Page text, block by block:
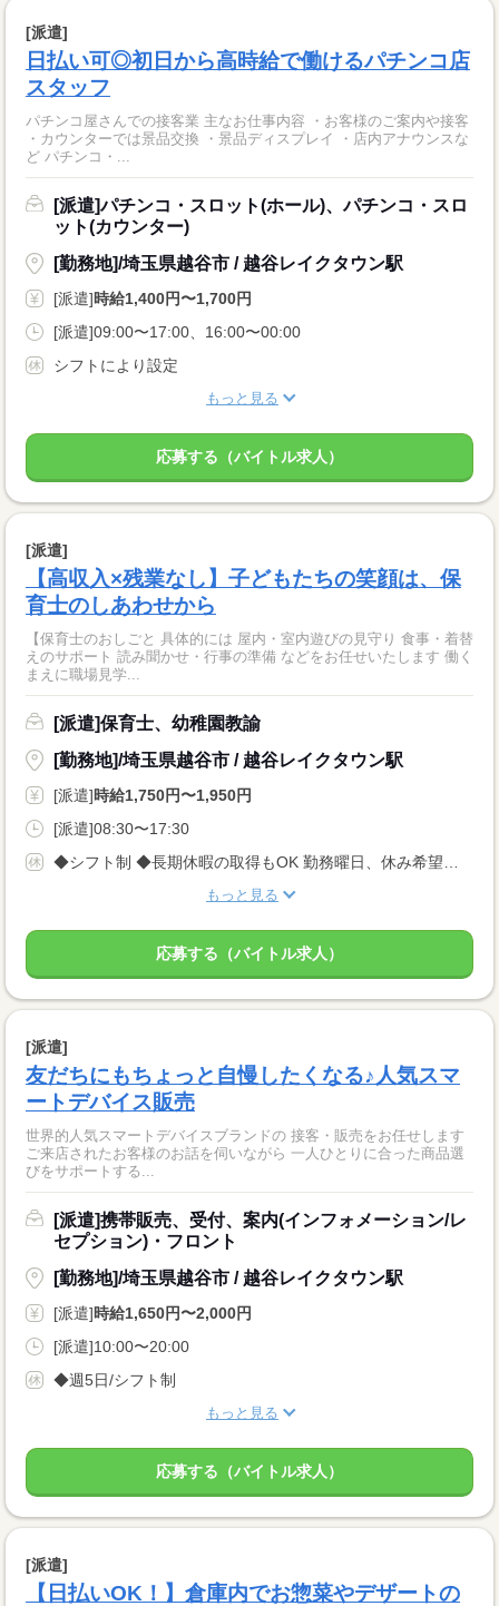
[派遣]
日払い可◎初日から高時給で働けるパチンコ店
スタッフ
パチンコ屋さんでの接客業 主なお仕事内容 ・お客様のご案内や接客
・カウンターでは景品交換 ・景品ディスプレイ ・店内アナウンスな
ど パチンコ・...
[派遣]パチンコ・スロット(ホール)、パチンコ・スロ
ット(カウンター)
[勤務地]/埼玉県越谷市 / 越谷レイクタウン駅
[派遣]時給1,400円〜1,700円
[派遣]09:00〜17:00、16:00〜00:00
シフトにより設定
もっと見る
応募する（バイトル求人）
[派遣]
【高収入×残業なし】子どもたちの笑顔は、保
育士のしあわせから
【保育士のおしごと 具体的には 屋内・室内遊びの見守り 食事・着替
えのサポート 読み聞かせ・行事の準備 などをお任せいたします 働く
まえに職場見学...
[派遣]保育士、幼稚園教諭
[勤務地]/埼玉県越谷市 / 越谷レイクタウン駅
[派遣]時給1,750円〜1,950円
[派遣]08:30〜17:30
もっと見る
応募する（バイトル求人）
[派遣]
友だちにもちょっと自慢したくなる♪人気スマ
ートデバイス販売
世界的人気スマートデバイスブランドの 接客・販売をお任せします
ご来店されたお客様のお話を伺いながら 一人ひとりに合った商品選
びをサポートする...
[派遣]携帯販売、受付、案内(インフォメーション/レ
セプション)・フロント
[勤務地]/埼玉県越谷市 / 越谷レイクタウン駅
[派遣]時給1,650円〜2,000円
[派遣]10:00〜20:00
◆週5日/シフト制
もっと見る
応募する（バイトル求人）
[派遣]
【日払いOK！】倉庫内でお惣菜やデザートの